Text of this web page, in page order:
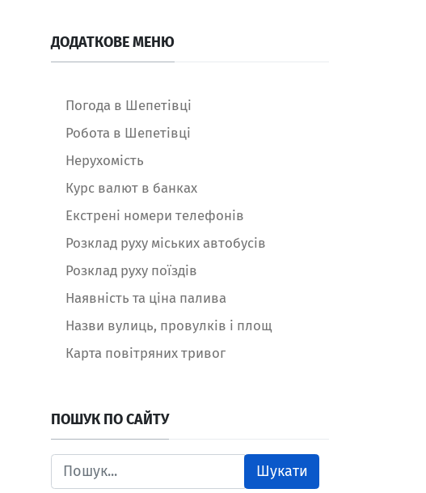
ДОДАТКОВЕ МЕНЮ
Погода в Шепетівці
Робота в Шепетівці
Нерухомість
Курс валют в банках
Екстрені номери телефонів
Розклад руху міських автобусів
Розклад руху поїздів
Наявність та ціна палива
Назви вулиць, провулків і площ
Карта повітряних тривог
ПОШУК ПО САЙТУ
Шукати